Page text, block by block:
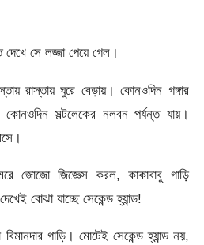
সে লজ্জা পেয়ে গেল।
রাস্তায় ঘুরে বেড়ায়। কোনওদিন গঙ্গার
সল্টলেকের নলবন পর্যন্ত যায়।
জোজো জিজ্ঞেস করল, কাকাবাবু গাড়ি
বোঝা যাচ্ছে সেকেন্ড হ্যান্ড!
গাড়ি। মোটেই সেকেন্ড হ্যান্ড নয়,